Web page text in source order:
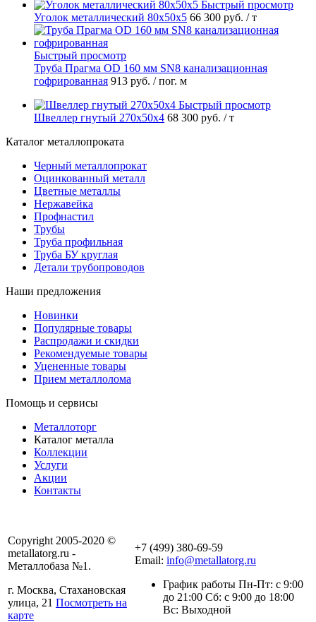
Быстрый просмотр
Уголок металлический 80х50х5 66 300 руб. / т
Быстрый просмотр
Труба Прагма OD 160 мм SN8 канализационная
гофрированная 913 руб. / пог. м
Быстрый просмотр
Швеллер гнутый 270х50х4 68 300 руб. / т
Каталог металлопроката
Черный металлопрокат
Оцинкованный металл
Цветные металлы
Нержавейка
Профнастил
Трубы
Труба профильная
Труба БУ круглая
Детали трубопроводов
Наши предложения
Новинки
Популярные товары
Распродажи и скидки
Рекомендуемые товары
Уцененные товары
Прием металлолома
Помощь и сервисы
Металлоторг
Каталог металла
Коллекции
Услуги
Акции
Контакты
Copyright 2005-2020 ©
metallatorg.ru -
Металлобаза №1.
г. Москва, Стахановская
улица, 21 Посмотреть на
карте
+7 (499) 380-69-59
Email: info@metallatorg.ru
График работы Пн-Пт: с 9:00
до 21:00 Сб: с 9:00 до 18:00
Вс: Выходной